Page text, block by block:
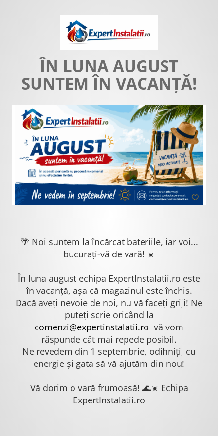
ÎN LUNA AUGUST
SUNTEM ÎN VACANȚĂ!
🌴 Noi suntem la încărcat bateriile, iar voi...
bucurați-vă de vară! ☀️
În luna august echipa ExpertInstalatii.ro este
în vacanță, așa că magazinul este închis.
Dacă aveți nevoie de noi, nu vă faceți griji! Ne
puteți scrie oricând la
comenzi@expertinstalatii.ro vă vom
răspunde cât mai repede posibil.
Ne revedem din 1 septembrie, odihniți, cu
energie și gata să vă ajutăm din nou!
Vă dorim o vară frumoasă! 🌊☀️ Echipa
ExpertInstalatii.ro